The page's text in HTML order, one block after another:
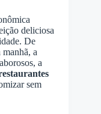
deliciosa
De
a
a
sem